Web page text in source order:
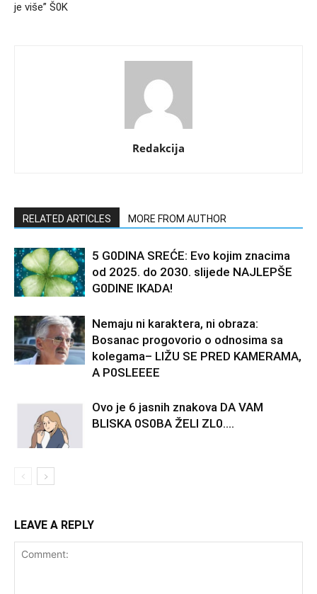
je više” Š0K
Redakcija
RELATED ARTICLES MORE FROM AUTHOR
5 G0DINA SREĆE: Evo kojim znacima
od 2025. do 2030. slijede NAJLEPŠE
G0DINE IKADA!
Nemaju ni karaktera, ni obraza:
Bosanac progovorio o odnosima sa
kolegama– LlŽU SE PRED KAMERAMA,
A P0SLEEEE
Ovo je 6 jasnih znakova DA VAM
BLlSKA 0S0BA ŽELl ZL0….
LEAVE A REPLY